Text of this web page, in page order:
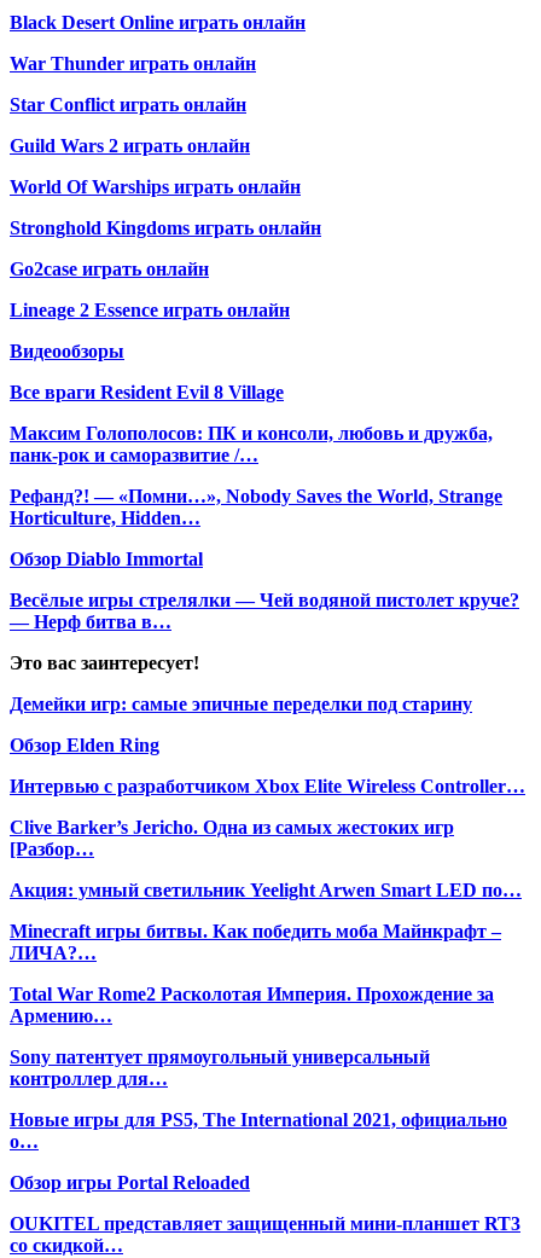
Black Desert Online играть онлайн
War Thunder играть онлайн
Star Conflict играть онлайн
Guild Wars 2 играть онлайн
World Of Warships играть онлайн
Stronghold Kingdoms играть онлайн
Go2case играть онлайн
Lineage 2 Essence играть онлайн
Видеообзоры
Все враги Resident Evil 8 Village
Максим Голополосов: ПК и консоли, любовь и дружба,
панк-рок и саморазвитие /…
Рефанд?! — «Помни…», Nobody Saves the World, Strange
Horticulture, Hidden…
Обзор Diablo Immortal
Весёлые игры стрелялки — Чей водяной пистолет круче?
— Нерф битва в…
Это вас заинтересует!
Демейки игр: самые эпичные переделки под старину
Обзор Elden Ring
Интервью с разработчиком Xbox Elite Wireless Controller…
Clive Barker’s Jericho. Одна из самых жестоких игр
[Разбор…
Акция: умный светильник Yeelight Arwen Smart LED по…
Minecraft игры битвы. Как победить моба Майнкрафт –
ЛИЧА?…
Total War Rome2 Расколотая Империя. Прохождение за
Армению…
Sony патентует прямоугольный универсальный
контроллер для…
Новые игры для PS5, The International 2021, официально
о…
Обзор игры Portal Reloaded
OUKITEL представляет защищенный мини-планшет RT3
со скидкой…